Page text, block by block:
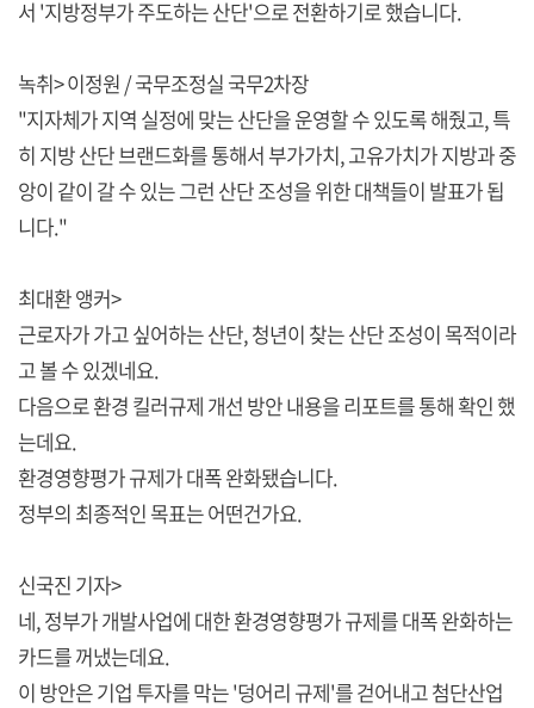
서 '지방정부가 주도하는 산단'으로 전환하기로 했습니다.
녹취> 이정원 / 국무조정실 국무2차장
"지자체가 지역 실정에 맞는 산단을 운영할 수 있도록 해줬고, 특
히 지방 산단 브랜드화를 통해서 부가가치, 고유가치가 지방과 중
앙이 같이 갈 수 있는 그런 산단 조성을 위한 대책들이 발표가 됩
니다."
최대환 앵커>
근로자가 가고 싶어하는 산단, 청년이 찾는 산단 조성이 목적이라
고 볼 수 있겠네요.
다음으로 환경 킬러규제 개선 방안 내용을 리포트를 통해 확인 했
는데요.
환경영향평가 규제가 대폭 완화됐습니다.
정부의 최종적인 목표는 어떤건가요.
신국진 기자>
네, 정부가 개발사업에 대한 환경영향평가 규제를 대폭 완화하는
카드를 꺼냈는데요.
이 방안은 기업 투자를 막는 '덩어리 규제'를 걷어내고 첨단산업